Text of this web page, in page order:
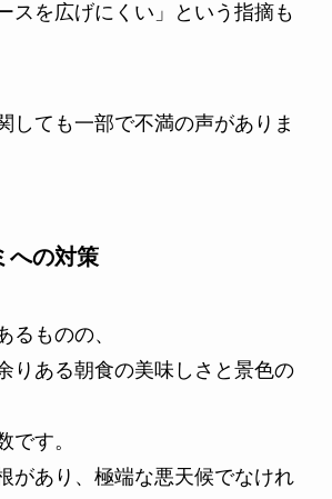
スを広げにくい」という指摘も
しても一部で不満の声がありま
への対策
るものの、
りある朝食の美味しさと景色の
です。
があり、極端な悪天候でなけれ